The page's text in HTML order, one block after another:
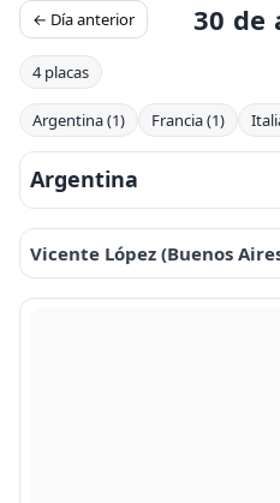
← Día anterior 30 de
4 placas
Argentina (1) Francia (1)
Argentina
Vicente López (Buenos